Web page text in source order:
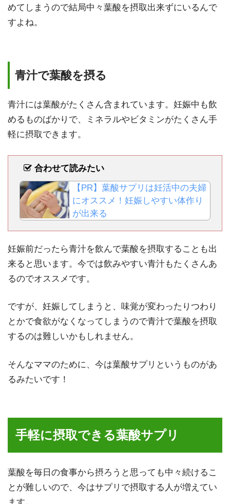
めてしまうので結局中々葉酸を摂取出来ずにいるんで
すよね。
青汁で葉酸を摂る
青汁には葉酸がたくさん含まれています。妊娠中も飲
めるものばかりで、ミネラルやビタミンがたくさん手
軽に摂取できます。
合わせて読みたい
【PR】葉酸サプリは妊活中の夫婦
にオススメ！妊娠しやすい体作り
が出来る
妊娠前だったら青汁を飲んで葉酸を摂取することも出
来ると思います。今では飲みやすい青汁もたくさんあ
るのでオススメです。
ですが、妊娠してしまうと、味覚が変わったりつわり
とかで食欲がなくなってしまうので青汁で葉酸を摂取
するのは難しいかもしれません。
そんなママのために、今は葉酸サプリというものがあ
るみたいです！
手軽に摂取できる葉酸サプリ
葉酸を毎日の食事から摂ろうと思っても中々続けるこ
とが難しいので、今はサプリで摂取する人が増えてい